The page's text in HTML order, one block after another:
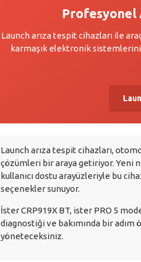
Profesyonel
Launch arıza tespit cihazları ile
karmaşık elektronik sistemlerini
Launch arıza tespit cihazları,
çözümleri bir araya getiriyor. Yeni
kullanıcı dostu arayüzleriyle bu
seçenekler sunuyor.
İster CRP919X BT, ister PRO 5
diagnostiği ve bakımında bir
yöneteceksiniz.